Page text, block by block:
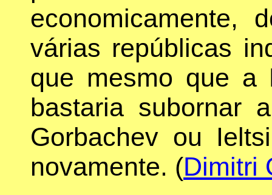
economicamente,
várias repúblicas
que mesmo que a
bastaria subornar
Gorbachev ou
novamente. (Dimitri